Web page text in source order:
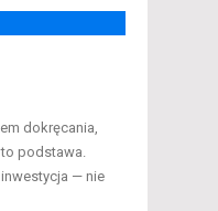
dokręcania,
to podstawa.
— nie